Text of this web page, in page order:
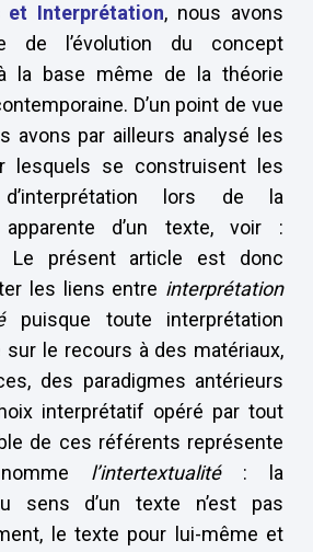
et Interprétation, nous avons
de l’évolution du concept
la base même de la théorie
D’un point de vue
avons par ailleurs analysé les
lesquels se construisent les
lors de la
apparente d’un texte, voir :
Le présent article est donc
les liens entre interprétation
puisque toute interprétation
sur le recours à des matériaux,
des paradigmes antérieurs
interprétatif opéré par tout
de ces référents représente
l’intertextualité: la
sens d’un texte n’est pas
le texte pour lui-même et